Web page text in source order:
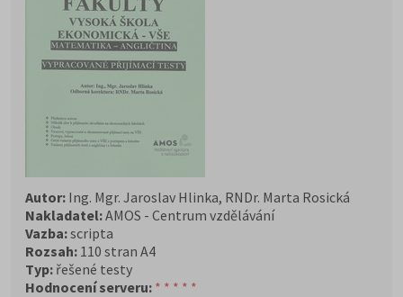
Autor: Ing. Mgr. Jaroslav Hlinka, RNDr. Marta Rosická
Nakladatel:AMOS - Centrum vzdělávání
Vazba:scripta
Rozsah: 110 stran A4
Typ: řešené testy
Hodnocení serveru: * * * * *